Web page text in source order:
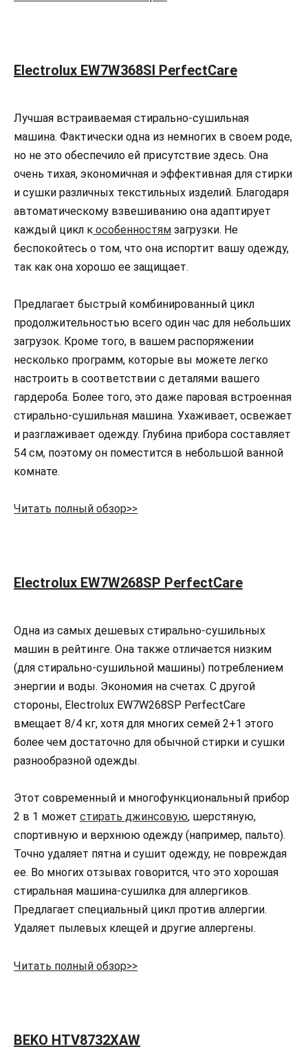
Electrolux EW7W368SI PerfectCare
Лучшая встраиваемая стирально-сушильная
машина. Фактически одна из немногих в своем роде,
но не это обеспечило ей присутствие здесь. Она
очень тихая, экономичная и эффективная для стирки
и сушки различных текстильных изделий. Благодаря
автоматическому взвешиванию она адаптирует
каждый цикл к особенностям загрузки. Не
беспокойтесь о том, что она испортит вашу одежду,
так как она хорошо ее защищает.
Предлагает быстрый комбинированный цикл
продолжительностью всего один час для небольших
загрузок. Кроме того, в вашем распоряжении
несколько программ, которые вы можете легко
настроить в соответствии с деталями вашего
гардероба. Более того, это даже паровая встроенная
стирально-сушильная машина. Ухаживает, освежает
и разглаживает одежду. Глубина прибора составляет
54 см, поэтому он поместится в небольшой ванной
комнате.
Читать полный обзор>>
Electrolux EW7W268SP PerfectCare
Одна из самых дешевых стирально-сушильных
машин в рейтинге. Она также отличается низким
(для стирально-сушильной машины) потреблением
энергии и воды. Экономия на счетах. С другой
стороны, Electrolux EW7W268SP PerfectCare
вмещает 8/4 кг, хотя для многих семей 2+1 этого
более чем достаточно для обычной стирки и сушки
разнообразной одежды.
Этот современный и многофункциональный прибор
2 в 1 может стирать джинсовую, шерстяную,
спортивную и верхнюю одежду (например, пальто).
Точно удаляет пятна и сушит одежду, не повреждая
ее. Во многих отзывах говорится, что это хорошая
стиральная машина-сушилка для аллергиков.
Предлагает специальный цикл против аллергии.
Удаляет пылевых клещей и другие аллергены.
Читать полный обзор>>
BEKO HTV8732XAW